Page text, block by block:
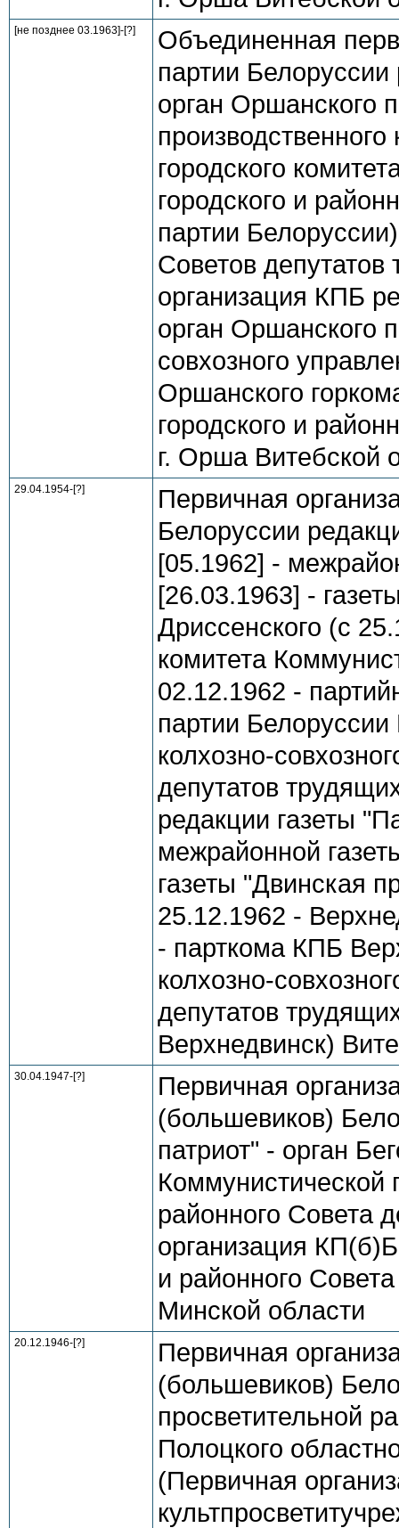
[не позднее 03.1963]-[?]
Объединенная
партии
орган Оршанского
городского
городского и
партии
Советов
организация КПБ
орган Оршанского
совхозного
Оршанского
городского и
г. Орша Витебской
29.04.1954-[?]
Первичная
Белоруссии
[05.1962] -
[26.03.1963] -
Дриссенского (с
комитета
02.12.1962 -
партии Белоруссии
колхозно-
депутатов
редакции газеты
межрайонной
газеты "Двинская
25.12.1962 -
- парткома КПБ
колхозно-
депутатов
Верхнедвинск)
30.04.1947-[?]
Первичная
(большевиков)
патриот" - орган
Коммунистической
районного Совета
организация
и районного
Минской области
20.12.1946-[?]
Первичная
(большевиков)
просветительной
Полоцкого
(Первичная